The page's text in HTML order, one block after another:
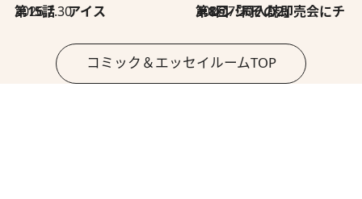
2026.7.30
第15話 アイス 2026.7.30
第8回「同人誌即売会にチャレンジ その2」
コミック＆エッセイルームTOP